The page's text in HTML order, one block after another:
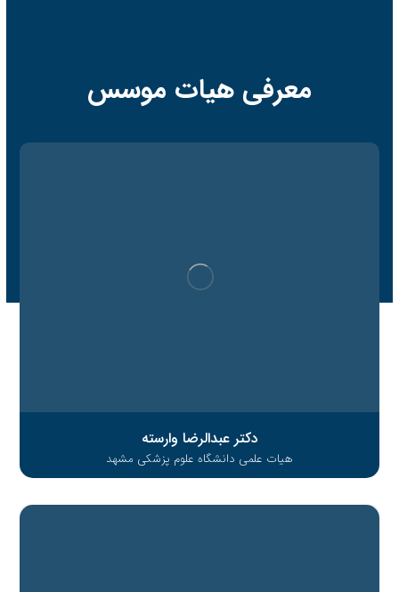
معرفی هیات موسس
دکتر عبدالرضا وارسته
هیات علمی دانشگاه علوم پزشکی مشهد